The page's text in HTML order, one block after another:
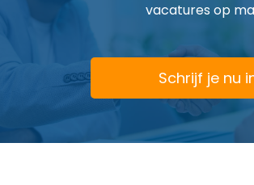
vacatures op
Schrijf je nu